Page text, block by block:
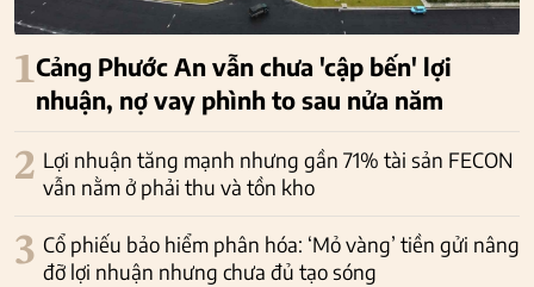
1Cảng Phước An vẫn chưa 'cập bến' lợi
nhuận, nợ vay phình to sau nửa năm
2 Lợi nhuận tăng mạnh nhưng gần 71% tài sản FECON
vẫn nằm ở phải thu và tồn kho
3 Cổ phiếu bảo hiểm phân hóa: ‘Mỏ vàng’ tiền gửi nâng
đỡ lợi nhuận nhưng chưa đủ tạo sóng